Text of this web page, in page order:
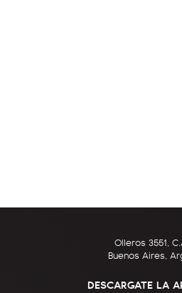
Olleros 3551,
Buenos Aires,
DESCARGATE LA